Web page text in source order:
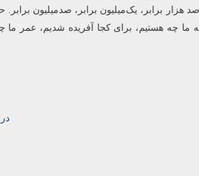
برابر، یک‌میلیون برابر، صدمیلیون
که ما چه هستیم، برای کجا آفریده شدیم،